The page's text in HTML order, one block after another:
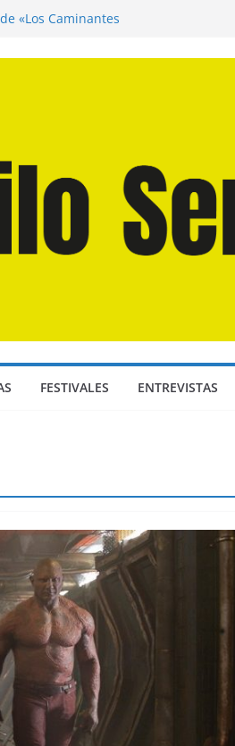
«Los Caminantes
FESTIVALES ENTREVISTAS